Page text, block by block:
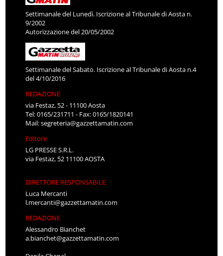
Settimanale del Lunedì. Iscrizione al Tribunale di Aosta n.
9/2002
Autorizzazione del 20/05/2002
Settimanale del Sabato. Iscrizione al Tribunale di Aosta n.4
del 4/10/2016
REDAZIONE
via Festaz, 52 - 11100 Aosta
Tel: 0165/231711 - Fax: 0165/1820141
Mail:segreteria@gazzettamatin.com
Editore
LG PRESSE S.R.L.
via Festaz, 52 11100 AOSTA
DIRETTORE RESPONSABILE
Luca Mercanti
l.mercanti@gazzettamatin.com
REDAZIONE
Alessandro Bianchet
a.bianchet@gazzettamatin.com